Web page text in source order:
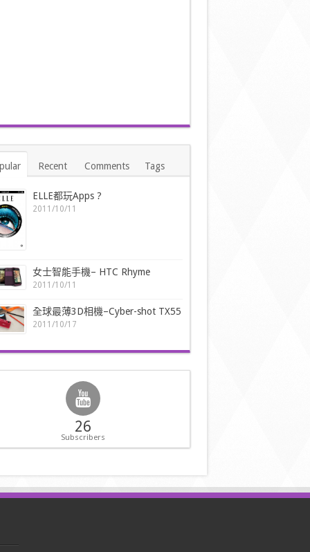
Recent Comments Tags
ELLE都玩Apps ?
2011/10/11
女士智能手機– HTC Rhyme
2011/10/11
全球最薄3D相機–Cyber-shot TX55
2011/10/17
26
Subscribers